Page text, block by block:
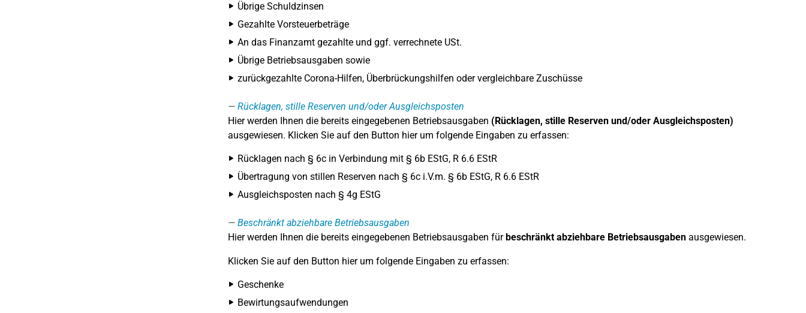
Übrige Schuldzinsen
Gezahlte Vorsteuerbeträge
An das Finanzamt gezahlte und ggf. verrechnete USt.
Übrige Betriebsausgaben sowie
zurückgezahlte Corona-Hilfen, Überbrückungshilfen oder vergleichbare Zuschüsse
Rücklagen, stille Reserven und/oder Ausgleichsposten
Hier werden Ihnen die bereits eingegebenen Betriebsausgaben (Rücklagen, stille Reserven und/oder Ausgleichsposten)
ausgewiesen. Klicken Sie auf den Button hier um folgende Eingaben zu erfassen:
Rücklagen nach § 6c in Verbindung mit § 6b EStG, R 6.6 EStR
Übertragung von stillen Reserven nach § 6c i.V.m. § 6b EStG, R 6.6 EStR
Ausgleichsposten nach § 4g EStG
Beschränkt abziehbare Betriebsausgaben
Hier werden Ihnen die bereits eingegebenen Betriebsausgaben fürbeschränkt abziehbare Betriebsausgabenausgewiesen.
Klicken Sie auf den Button hier um folgende Eingaben zu erfassen:
Geschenke
Bewirtungsaufwendungen